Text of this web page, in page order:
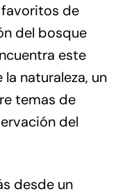
favoritos de
del bosque
este
naturaleza, un
temas de
del
desde un